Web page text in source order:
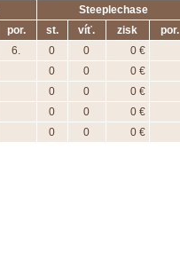
Steeplechase
por. st. víť. zisk por.
6. 0 0 0 €
0 0 0 €
0 0 0 €
0 0 0 €
0 0 0 €